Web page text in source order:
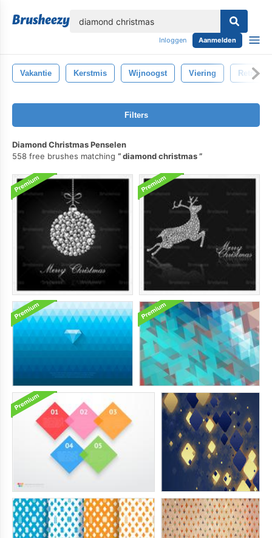
Inloggen Aanmelden
Vakantie Kerstmis Wijnoogst Viering Retro
Filters
Diamond Christmas Penselen
558 free brushes matching
diamond christmas